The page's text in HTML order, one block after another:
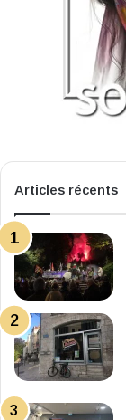
Articles récents